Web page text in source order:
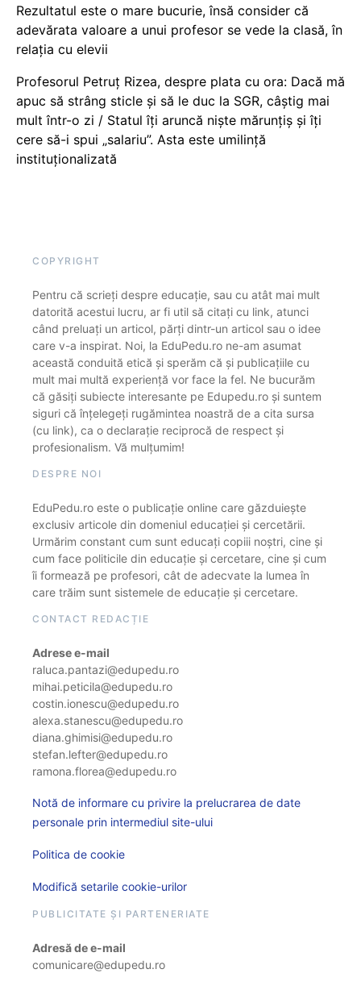
Rezultatul este o mare bucurie, însă consider că
adevărata valoare a unui profesor se vede la clasă, în
relația cu elevii
Profesorul Petruț Rizea, despre plata cu ora: Dacă mă
apuc să strâng sticle și să le duc la SGR, câștig mai
mult într-o zi / Statul îți aruncă niște mărunțiș și îți
cere să-i spui „salariu”. Asta este umilință
instituționalizată
COPYRIGHT
Pentru că scrieți despre educație, sau cu atât mai mult
datorită acestui lucru, ar fi util să citați cu link, atunci
când preluați un articol, părți dintr-un articol sau o idee
care v-a inspirat. Noi, la EduPedu.ro ne-am asumat
această conduită etică și sperăm că și publicațiile cu
mult mai multă experiență vor face la fel. Ne bucurăm
că găsiți subiecte interesante pe Edupedu.ro și suntem
siguri că înțelegeți rugămintea noastră de a cita sursa
(cu link), ca o declarație reciprocă de respect și
profesionalism. Vă mulțumim!
DESPRE NOI
EduPedu.ro este o publicație online care găzduiește
exclusiv articole din domeniul educației și cercetării.
Urmărim constant cum sunt educați copiii noștri, cine și
cum face politicile din educație și cercetare, cine și cum
îi formează pe profesori, cât de adecvate la lumea în
care trăim sunt sistemele de educație și cercetare.
CONTACT REDACȚIE
Adrese e-mail
raluca.pantazi@edupedu.ro
mihai.peticila@edupedu.ro
costin.ionescu@edupedu.ro
alexa.stanescu@edupedu.ro
diana.ghimisi@edupedu.ro
stefan.lefter@edupedu.ro
ramona.florea@edupedu.ro
Notă de informare cu privire la prelucrarea de date
personale prin intermediul site-ului
Politica de cookie
Modifică setarile cookie-urilor
PUBLICITATE ȘI PARTENERIATE
Adresă de e-mail
comunicare@edupedu.ro